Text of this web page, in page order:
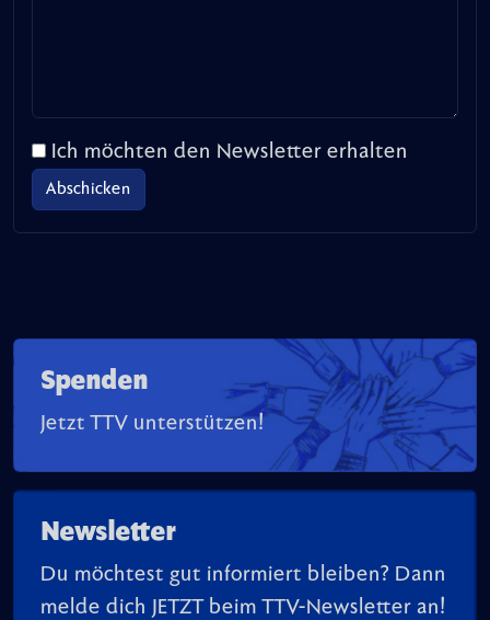
Ich möchten den Newsletter erhalten
Spenden
Jetzt TTV unterstützen!
Newsletter
Du möchtest gut informiert bleiben? Dann
melde dich JETZT beim TTV-Newsletter an!